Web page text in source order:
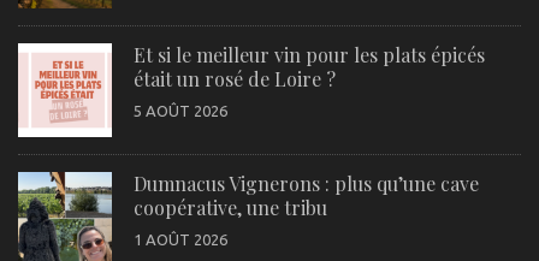
Et si le meilleur vin pour les plats épicés
était un rosé de Loire ?
5 AOÛT 2026
Dumnacus Vignerons : plus qu’une cave
coopérative, une tribu
1 AOÛT 2026